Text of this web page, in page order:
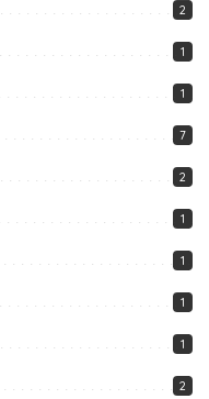
2
1
1
7
2
1
1
1
1
2